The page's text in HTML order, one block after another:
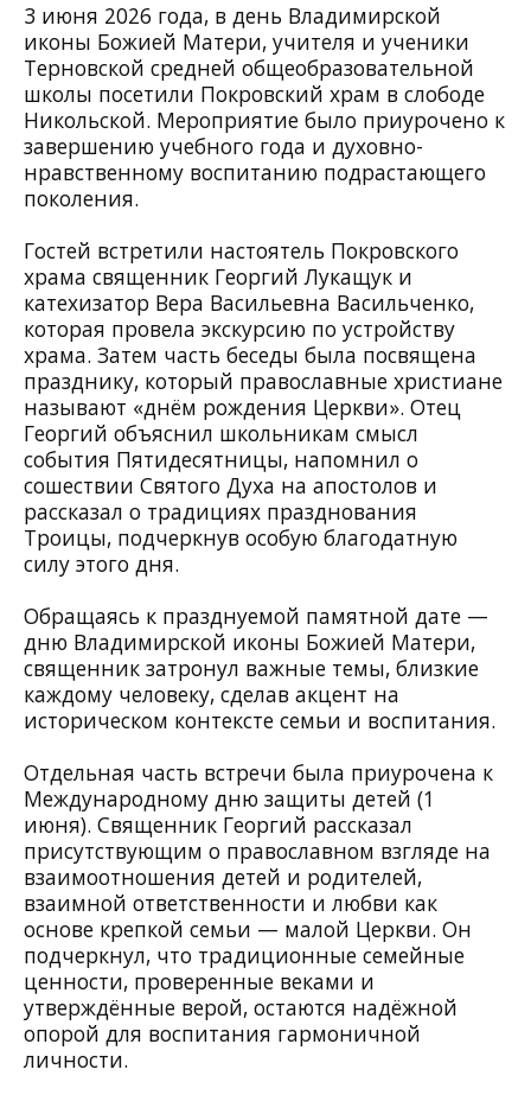
3 июня 2026 года, в день Владимирской
иконы Божией Матери, учителя и ученики
Терновской средней общеобразовательной
школы посетили Покровский храм в слободе
Никольской. Мероприятие было приурочено к
завершению учебного года и духовно-
нравственному воспитанию подрастающего
поколения.
Гостей встретили настоятель Покровского
храма священник Георгий Лукащук и
катехизатор Вера Васильевна Васильченко,
которая провела экскурсию по устройству
храма. Затем часть беседы была посвящена
празднику, который православные христиане
называют «днём рождения Церкви». Отец
Георгий объяснил школьникам смысл
события Пятидесятницы, напомнил о
сошествии Святого Духа на апостолов и
рассказал о традициях празднования
Троицы, подчеркнув особую благодатную
силу этого дня.
Обращаясь к празднуемой памятной дате —
дню Владимирской иконы Божией Матери,
священник затронул важные темы, близкие
каждому человеку, сделав акцент на
историческом контексте семьи и воспитания.
Отдельная часть встречи была приурочена к
Международному дню защиты детей (1
июня). Священник Георгий рассказал
присутствующим о православном взгляде на
взаимоотношения детей и родителей,
взаимной ответственности и любви как
основе крепкой семьи — малой Церкви. Он
подчеркнул, что традиционные семейные
ценности, проверенные веками и
утверждённые верой, остаются надёжной
опорой для воспитания гармоничной
личности.